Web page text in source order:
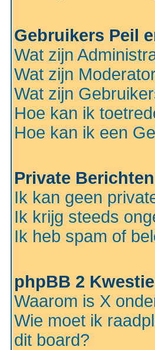
Gebruikers Peil
Wat zijn
Wat zijn
Wat zijn
Hoe kan ik
Hoe kan ik een
Private Berichten
Ik kan geen
Ik krijg steeds
Ik heb spam of
phpBB 2 Kwestie
Waarom is X
Wie moet ik
dit board?